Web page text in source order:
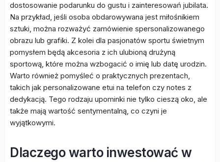
dostosowanie podarunku do gustu i zainteresowań jubilata.
Na przykład, jeśli osoba obdarowywana jest miłośnikiem
sztuki, można rozważyć zamówienie spersonalizowanego
obrazu lub grafiki. Z kolei dla pasjonatów sportu świetnym
pomysłem będą akcesoria z ich ulubioną drużyną
sportową, które można wzbogacić o imię lub datę urodzin.
Warto również pomyśleć o praktycznych prezentach,
takich jak personalizowane etui na telefon czy notes z
dedykacją. Tego rodzaju upominki nie tylko cieszą oko, ale
także mają wartość sentymentalną, co czyni je
wyjątkowymi.
Dlaczego warto inwestować w